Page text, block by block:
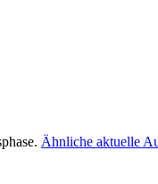
Ähnliche aktuelle